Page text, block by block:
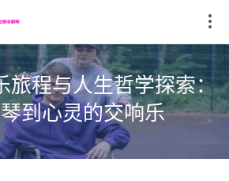
旅程与人生哲学探索：
到心灵的交响乐